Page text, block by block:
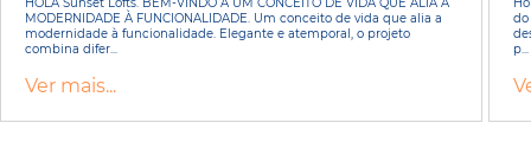
MODERNIDADE À FUNCIONALIDADE. Um conceito de vida que alia a
modernidade à funcionalidade. Elegante e atemporal, o projeto
combina difer...
Ver mais...
do
p...